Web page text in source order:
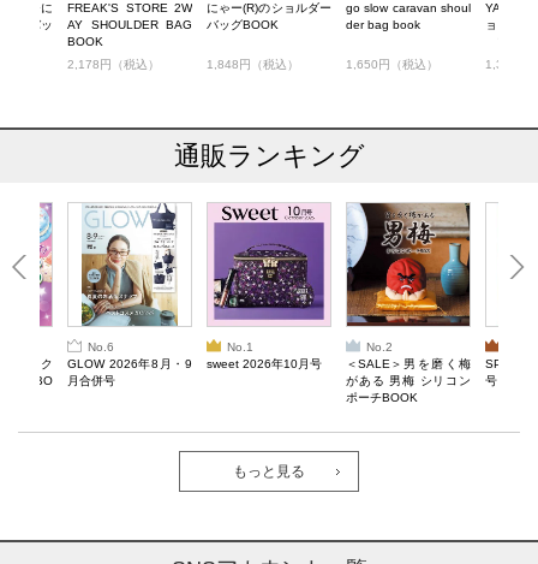
ルチに
ーバッ
FREAK'S STORE 2W
AY SHOULDER BAG
BOOK
2,178円（税込）
にゃー(R)のショルダー
バッグBOOK
1,848円（税込）
go slow caravan shoul
der bag book
1,650円（税込）
YAK
ョルダ
1,397円
通販ランキング
るスク
ぷにBO
No.6
GLOW 2026年8月・9
月合併号
No.1
sweet 2026年10月号
No.2
＜SALE＞男を磨く梅
がある 男梅 シリコン
ポーチBOOK
号
もっと見る